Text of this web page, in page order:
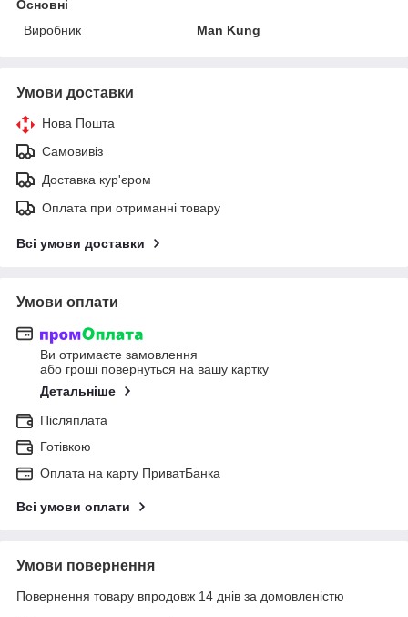
Основні
Виробник
Man Kung
Умови доставки
Нова Пошта
Самовивіз
Доставка кур'єром
Оплата при отриманні товару
Всі умови доставки
Умови оплати
Ви отримаєте замовлення
або гроші повернуться на вашу картку
Детальніше
Післяплата
Готівкою
Оплата на карту ПриватБанка
Всі умови оплати
Умови повернення
Повернення товару впродовж 14 днів за домовленістю